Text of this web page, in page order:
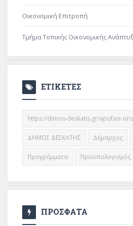
Οικονομική Επιτροπή
Τμήμα Τοπικής Οικονομικής
ΕΤΙΚΕΤΕΣ
https://dimos-deskatis.gr/apofasi-
ΔΗΜΟΣ ΔΕΣΚΑΤΗΣ Δήμαρχος
Προγράμματα Προϋπολογισμός
ΠΡΟΣΦΑΤΑ